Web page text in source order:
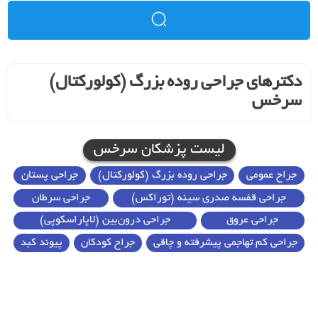
دکترهای جراحی روده بزرگ (کولورکتال)
سرخس
لیست پزشکان سرخس
جراح عمومی جراحی روده بزرگ (کولورکتال)
جراحی پستان
جراحی قفسه صدری سینه (توراکس)
جراحی سرطان
جراحی عروق
جراحی درون‌بین (لاپاراسکوپی)
جراحی کم تهاجمی پیشرفته و چاقی
جراح کودکان پیوند کبد